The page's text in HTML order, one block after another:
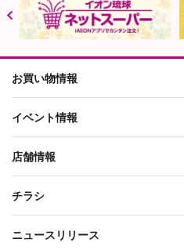
お買い物情報
イベント情報
店舗情報
チラシ
ニュースリリース